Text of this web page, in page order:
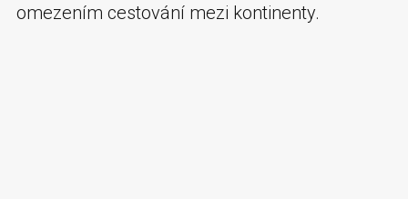
omezením cestování mezi kontinenty.